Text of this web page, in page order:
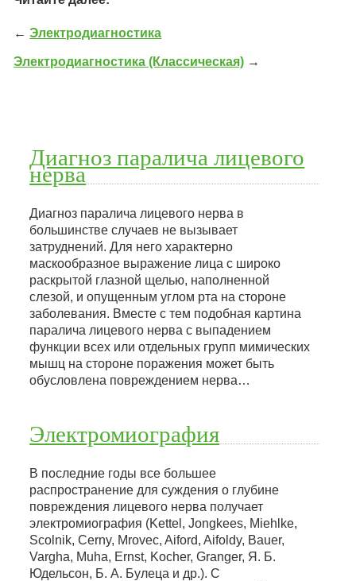
←Электродиагностика
Электродиагностика (Классическая) →
Диагноз паралича лицевого
нерва
Диагноз паралича лицевого нерва в
большинстве случаев не вызывает
затруднений. Для него характерно
маскообразное выражение лица с широко
раскрытой глазной щелью, наполненной
слезой, и опущенным углом рта на стороне
заболевания. Вместе с тем подобная картина
паралича лицевого нерва с выпадением
функции всех или отдельных групп мимических
мышц на стороне поражения может быть
обусловлена повреждением нерва…
Электромиография
В последние годы все большее
распространение для суждения о глубине
повреждения лицевого нерва получает
электромиография (Kettel, Jongkees, Miehlke,
Scolnik, Cerny, Mrovec, Aiford, Aifoldy, Bauer,
Vargha, Muha, Ernst, Kocher, Granger, Я. Б.
Юдельсон, Б. А. Булеца и др.). С